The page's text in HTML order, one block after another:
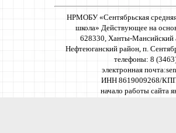
НРМОБУ «Сентябрьская
школа» Действующее на
628330, Ханты-Мансийский
Нефтеюганский район, п.
телефоны: 8
электронная почта:
ИНН 8619009268/
начало работы сайта